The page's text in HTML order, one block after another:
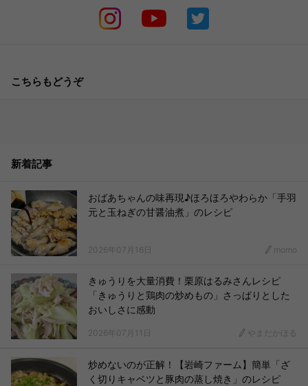
こちらもどうぞ
新着記事
おばあちゃんの味再現♪ほろほろやわらか「手羽
元と玉ねぎの甘醤油煮」のレシピ
2026年07月16日 momo
きゅうりを大量消費！栗原はるみさんレシピ
「きゅうりと鶏肉の炒めもの」さっぱりとした
おいしさに感動
2026年07月11日 やまだかほる
炒めないのが正解！【岩崎ファーム】簡単「ざ
く切りキャベツと豚肉の蒸し焼き」のレシピ